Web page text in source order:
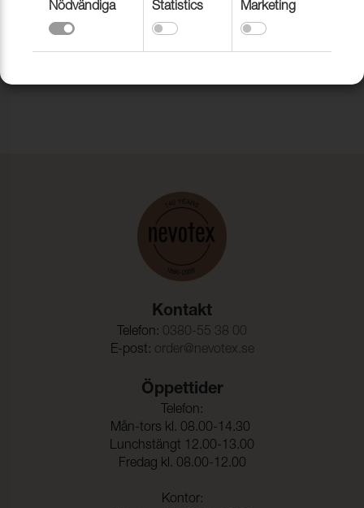
Kontakt
Telefon: 0380-55 38 00
E-post: order@nevotex.se
Öppettider
Telefon:
Mån-tors kl. 08.00-14.30
Lunchstängt 12.00-13.00
Fredag kl. 08.00-12.00
Kontor:
Nödvändiga Statistics Marketing